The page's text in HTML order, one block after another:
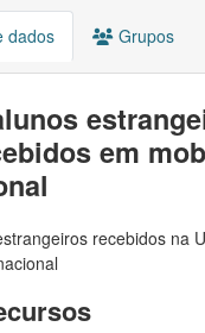
dados Grupos
em
recebidos na